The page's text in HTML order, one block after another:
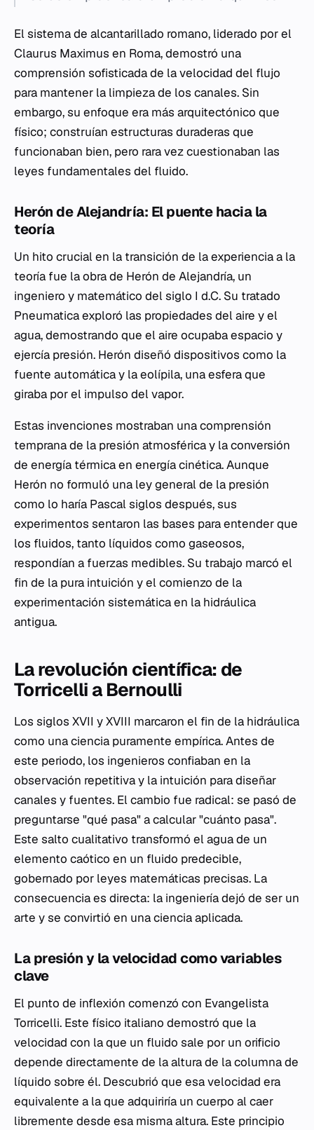
El sistema de alcantarillado romano, liderado por el
Claurus Maximus en Roma, demostró una
comprensión sofisticada de la velocidad del flujo
para mantener la limpieza de los canales. Sin
embargo, su enfoque era más arquitectónico que
físico; construían estructuras duraderas que
funcionaban bien, pero rara vez cuestionaban las
leyes fundamentales del fluido.
Herón de Alejandría: El puente hacia la
teoría
Un hito crucial en la transición de la experiencia a la
teoría fue la obra de Herón de Alejandría, un
ingeniero y matemático del siglo I d.C. Su tratado
Pneumaticaexploró las propiedades del aire y el
agua, demostrando que el aire ocupaba espacio y
ejercía presión. Herón diseñó dispositivos como la
fuente automática y la eolípila, una esfera que
giraba por el impulso del vapor.
Estas invenciones mostraban una comprensión
temprana de la presión atmosférica y la conversión
de energía térmica en energía cinética. Aunque
Herón no formuló una ley general de la presión
como lo haría Pascal siglos después, sus
experimentos sentaron las bases para entender que
los fluidos, tanto líquidos como gaseosos,
respondían a fuerzas medibles. Su trabajo marcó el
fin de la pura intuición y el comienzo de la
experimentación sistemática en la hidráulica
antigua.
La revolución científica: de
Torricelli a Bernoulli
Los siglos XVII y XVIII marcaron el fin de la hidráulica
como una ciencia puramente empírica. Antes de
este periodo, los ingenieros confiaban en la
observación repetitiva y la intuición para diseñar
canales y fuentes. El cambio fue radical: se pasó de
preguntarse "qué pasa" a calcular "cuánto pasa".
Este salto cualitativo transformó el agua de un
elemento caótico en un fluido predecible,
gobernado por leyes matemáticas precisas. La
consecuencia es directa: la ingeniería dejó de ser un
arte y se convirtió en una ciencia aplicada.
La presión y la velocidad como variables
clave
El punto de inflexión comenzó con Evangelista
Torricelli. Este físico italiano demostró que la
velocidad con la que un fluido sale por un orificio
depende directamente de la altura de la columna de
líquido sobre él. Descubrió que esa velocidad era
equivalente a la que adquiriría un cuerpo al caer
libremente desde esa misma altura. Este principio